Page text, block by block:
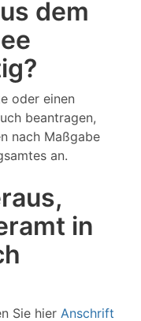
dem
oder einen
beantragen,
nach Maßgabe
an.
in
Sie hier Anschrift